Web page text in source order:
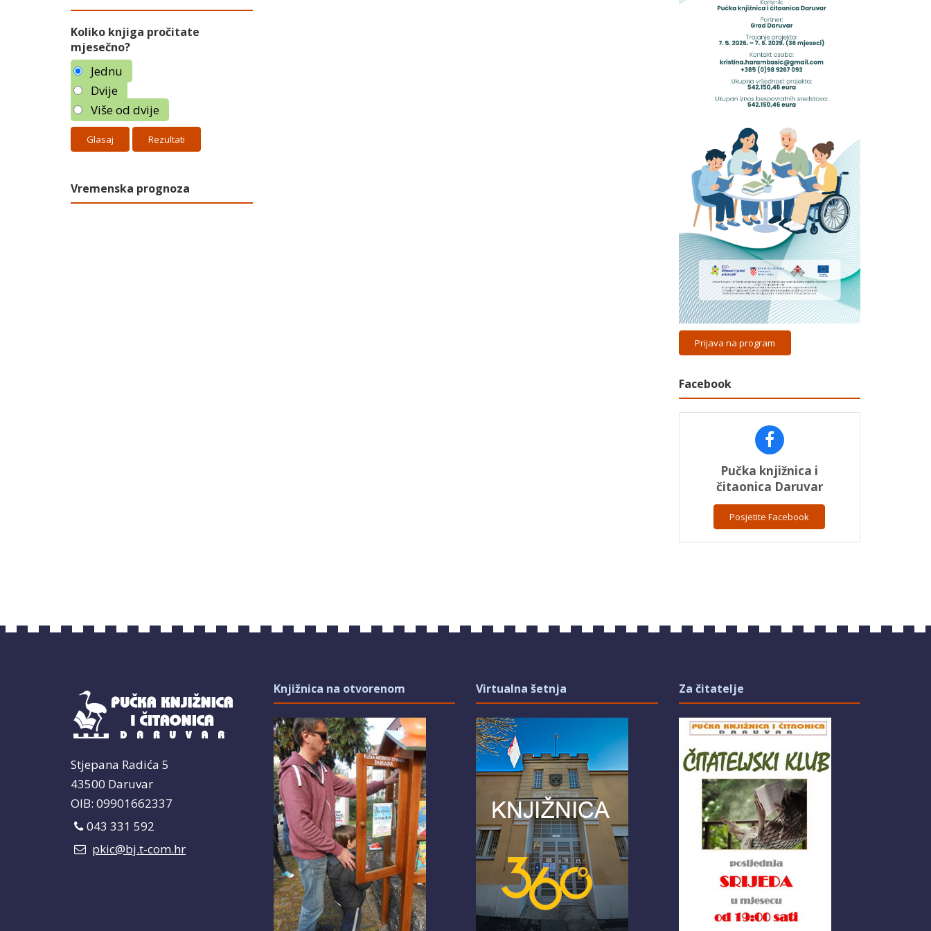
Koliko knjiga pročitate
mjesečno?
Jednu
Dvije
Više od dvije
Rezultati
Vremenska prognoza
Prijava na program
Facebook
Pučka knjižnica i
čitaonica Daruvar
Posjetite Facebook
Stjepana Radića 5
43500 Daruvar
OIB: 09901662337
043 331 592
pkic@bj.t-com.hr
Knjižnica na otvorenom Virtualna šetnja Za čitatelje